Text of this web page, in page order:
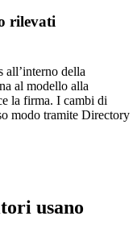
rilevati
all’interno della
al modello alla
la firma. I cambi di
modo tramite Directory
usano